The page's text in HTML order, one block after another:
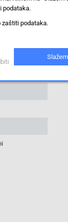
podataka.
zaštiti podataka.